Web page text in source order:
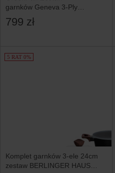
garnków Geneva 3-Ply
6 elementów
799 zł
5 RAT 0%
Komplet garnków 3-ele 24cm
zestaw BERLINGER HAUS